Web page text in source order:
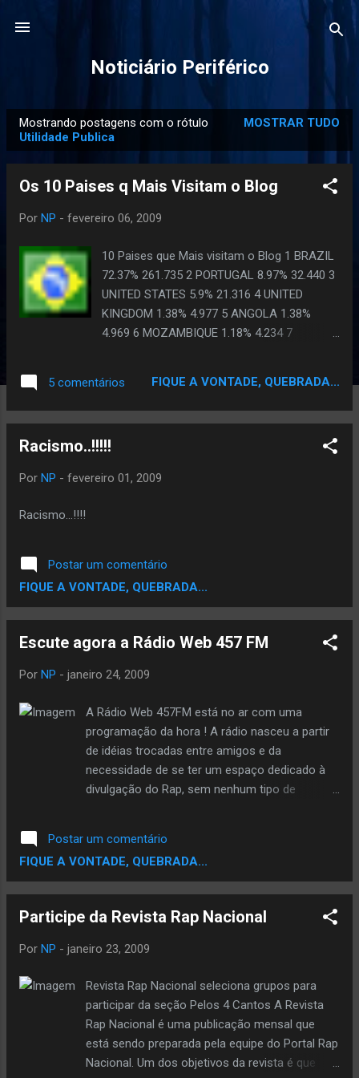
Noticiário Periférico
o
Mostrando postagens com o rótulo
Utilidade Publica
MOSTRAR TUDO
Os 10 Paises q Mais Visitam o Blog
Por NP - fevereiro 06, 2009
10 Paises que Mais visitam o Blog 1 BRAZIL
72.37% 261.735 2 PORTUGAL 8.97% 32.440 3
UNITED STATES 5.9% 21.316 4 UNITED
KINGDOM 1.38% 4.977 5 ANGOLA 1.38%
4.969 6 MOZAMBIQUE 1.18% 4.234 7
0.52% 1.868 Mais 10 Visitas a Mais de os
Estados Unidos...Angola passa e fika em
Angola...e MOçambique pelo numero de
5 comentários FIQUE A VONTADE, QUEBRADA...
Racismo..!!!!!
Por NP - fevereiro 01, 2009
Racismo...!!!!
Postar um comentário
FIQUE A VONTADE, QUEBRADA...
Escute agora a Rádio Web 457 FM
Por NP - janeiro 24, 2009
A Rádio Web 457FM está no ar com uma
programação da hora ! A rádio nasceu a partir
de idéias trocadas entre amigos e da
necessidade de se ter um espaço dedicado à
divulgação do Rap, sem nenhum tipo de
internacional, com programas, informações e
entrevistas. » Clique aqui e escute a rádio »
Clique aqui e visite o blog da rádio » Clique aqui
Postar um comentário
FIQUE A VONTADE, QUEBRADA...
Participe da Revista Rap Nacional
Por NP - janeiro 23, 2009
Revista Rap Nacional seleciona grupos para
participar da seção Pelos 4 Cantos A Revista
Rap Nacional é uma publicação mensal que
está sendo preparada pela equipe do Portal Rap
Nacional. Um dos objetivos da revista é que